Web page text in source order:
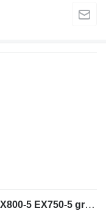
Hitachi N14C motor voor Hitachi EX800-5 EX750-5 graafmachine